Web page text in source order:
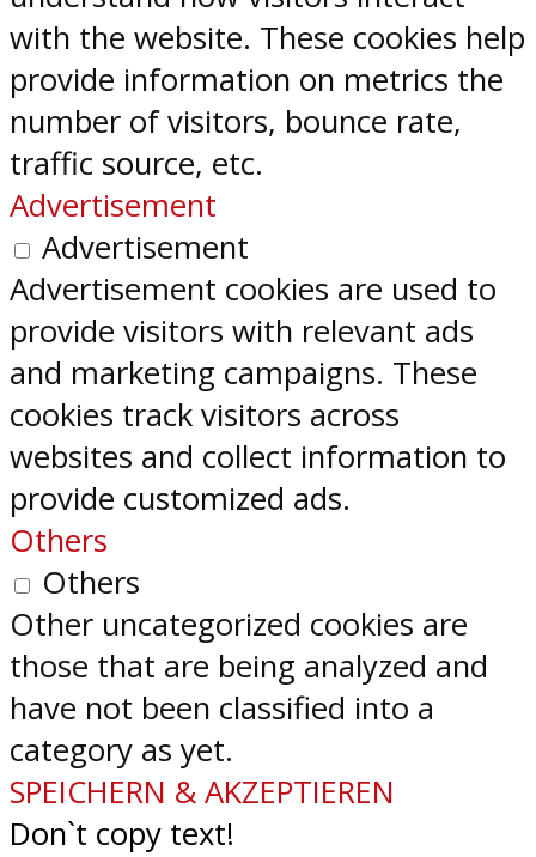
with the website. These cookies help
provide information on metrics the
number of visitors, bounce rate,
traffic source, etc.
Advertisement
Advertisement
Advertisement cookies are used to
provide visitors with relevant ads
and marketing campaigns. These
cookies track visitors across
websites and collect information to
provide customized ads.
Others
Others
Other uncategorized cookies are
those that are being analyzed and
have not been classified into a
category as yet.
SPEICHERN & AKZEPTIEREN
Don`t copy text!